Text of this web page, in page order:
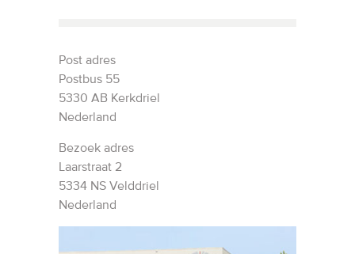
Post adres
Postbus 55
5330 AB Kerkdriel
Nederland
Bezoek adres
Laarstraat 2
5334 NS Velddriel
Nederland